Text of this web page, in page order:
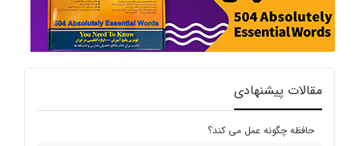
مقالات پیشنهادی
حافظه چگونه عمل می کند؟